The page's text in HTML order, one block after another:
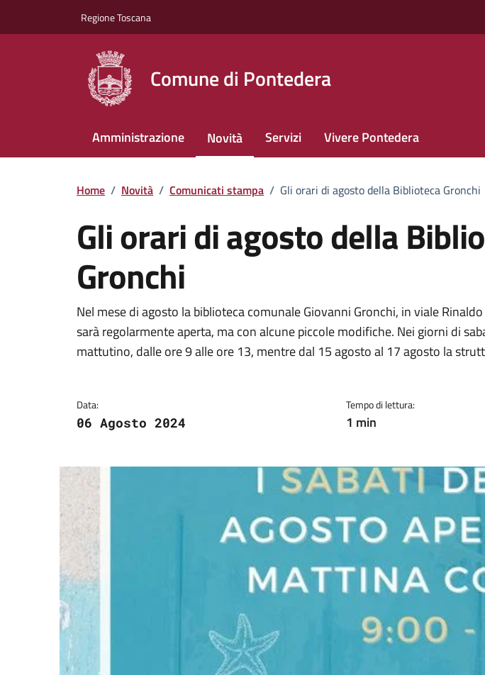
Regione Toscana
Comune di Pontedera
Amministrazione Novità Servizi Vivere Pontedera
Home / Novità / Comunicati stampa / Gli orari di agosto della Biblioteca Gronchi
Gli orari di agosto della
Gronchi
Dettagli della notizia
Nel mese di agosto la biblioteca comunale Giovanni Gronchi, in viale
sarà regolarmente aperta, ma con alcune piccole modifiche. Nei giorni di
mattutino, dalle ore 9 alle ore 13, mentre dal 15 agosto al 17 agosto la
Data:
06 Agosto 2024
Tempo di lettura:
1 min